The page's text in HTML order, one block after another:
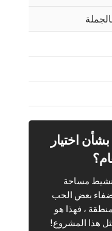
اختيار
مساحة
بعض الحب
، فهذا هو
هذا المشروع!